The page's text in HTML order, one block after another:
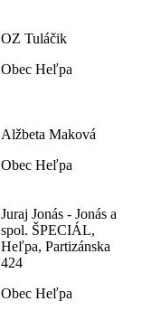
OZ Tuláčik
Obec Heľpa
Alžbeta Maková
Obec Heľpa
Juraj Jonás - Jonás a
spol. ŠPECIÁL,
Heľpa, Partizánska
424
Obec Heľpa